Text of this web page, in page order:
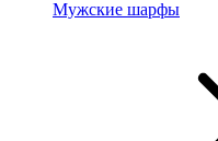
Мужские шарфы